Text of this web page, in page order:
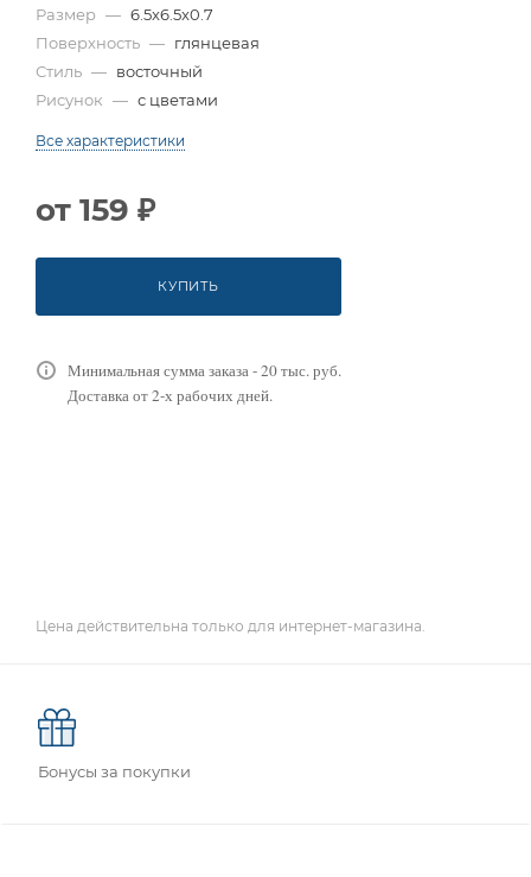
Размер — 6.5x6.5x0.7
Поверхность — глянцевая
Стиль — восточный
Рисунок — с цветами
Все характеристики
от 159 ₽
КУПИТЬ
Минимальная сумма заказа - 20 тыс. руб.
Доставка от 2-х рабочих дней.
Цена действительна только для интернет-магазина.
Бонусы за покупки